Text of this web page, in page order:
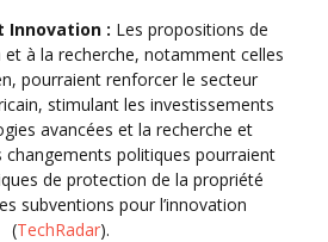
Innovation : Les propositions de
et à la recherche, notamment celles
pourraient renforcer le secteur
stimulant les investissements
avancées et la recherche et
changements politiques pourraient
de protection de la propriété
subventions pour l’innovation
(TechRadar).